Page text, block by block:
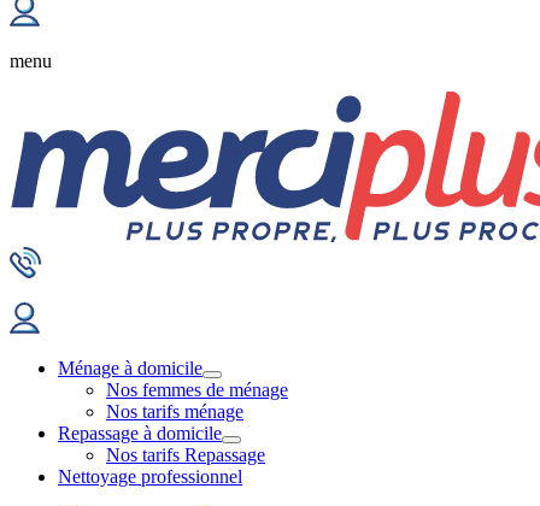
menu
Ménage à domicile
Nos femmes de ménage
Nos tarifs ménage
Repassage à domicile
Nos tarifs Repassage
Nettoyage professionnel